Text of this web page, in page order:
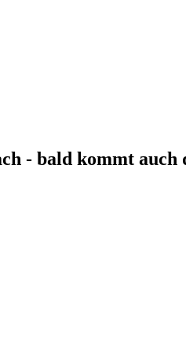
- bald kommt auch